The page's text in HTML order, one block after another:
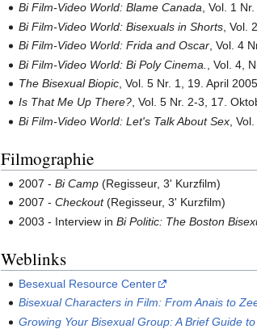
Bi Film-Video World: Blame Canada, Vol. 1
Bi Film-Video World: Bisexuals in Shorts , Vol.
Bi Film-Video World: Frida and Oscar, Vol. 4
Bi Film-Video World: Bi Poly Cinema.
, Vol. 4,
The Bisexual Biopic , Vol. 5 Nr. 1, 19. April
Is That Me Up There?, Vol. 5 Nr. 2-3, 17.
Bi Film-Video World: Let's Talk About Sex ,
Filmographie
2007 -Bi Camp (Regisseur, 3' Kurzfilm)
2007 -Checkout(Regisseur, 3' Kurzfilm)
2003 - Interview inBi Politic: The Boston
Weblinks
Besexual Resource Center
Bisexual Characters in Film: From Anais to
Growing Your Bisexual Group: A Brief Guide